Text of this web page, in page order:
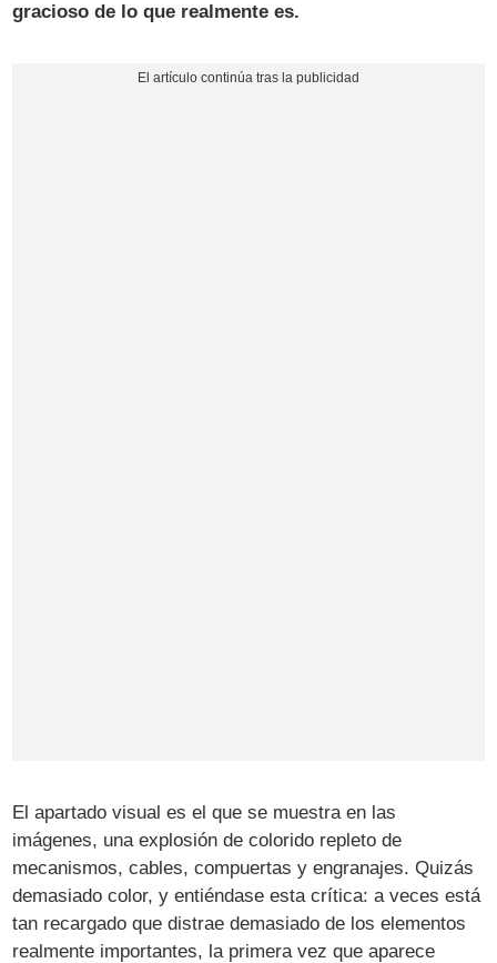
gracioso de lo que realmente es.
El apartado visual es el que se muestra en las
imágenes, una explosión de colorido repleto de
mecanismos, cables, compuertas y engranajes. Quizás
demasiado color, y entiéndase esta crítica: a veces está
tan recargado que distrae demasiado de los elementos
realmente importantes, la primera vez que aparece